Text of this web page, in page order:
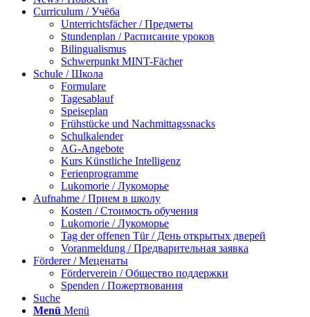
Curriculum / Учёба
Unterrichtsfächer / Предметы
Stundenplan / Расписание уроков
Bilingualismus
Schwerpunkt MINT-Fächer
Schule / Школа
Formulare
Tagesablauf
Speiseplan
Frühstücke und Nachmittagssnacks
Schulkalender
AG-Angebote
Kurs Künstliche Intelligenz
Ferienprogramme
Lukomorie / Лукоморье
Aufnahme / Прием в школу
Kosten / Стоимость обучения
Lukomorie / Лукоморье
Tag der offenen Tür / День открытых дверей
Voranmeldung / Предварительная заявка
Förderer / Меценаты
Förderverein / Общество поддержки
Spenden / Пожертвования
Suche
Menü Menü